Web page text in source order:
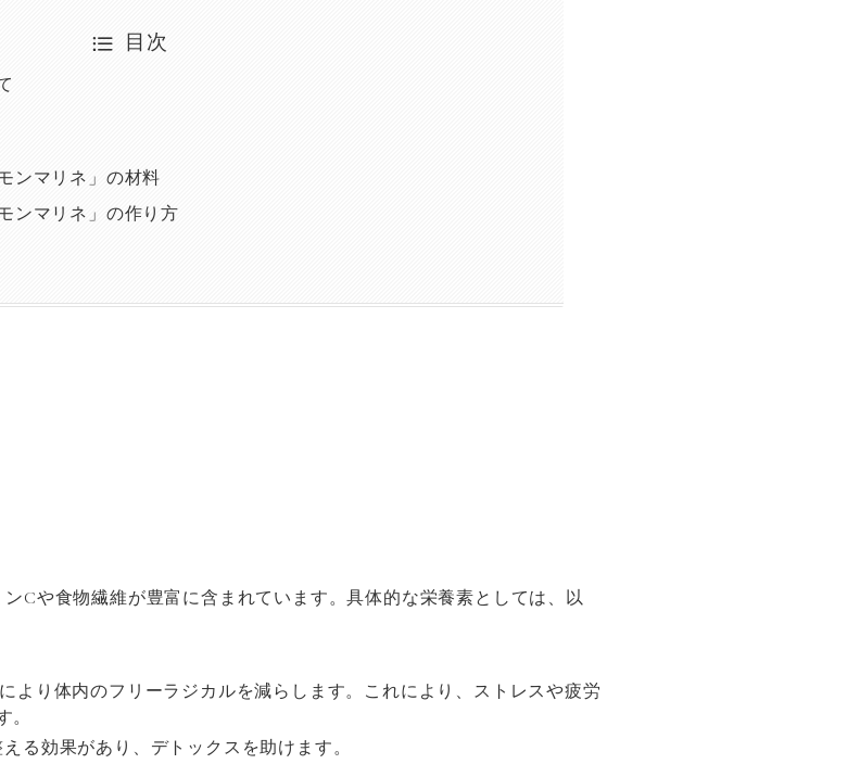
目次
ンマリネ」の材料
ンマリネ」の作り方
Cや食物繊維が豊富に含まれています。具体的な栄養素としては、以
より体内のフリーラジカルを減らします。これにより、ストレスや疲労
る効果があり、デトックスを助けます。